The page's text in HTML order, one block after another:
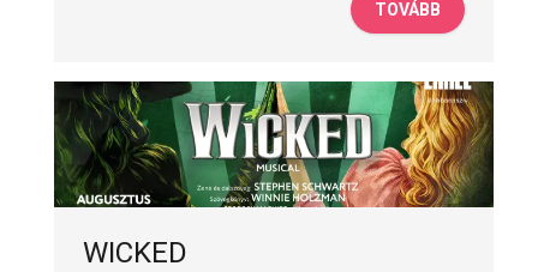
TOVÁBB
WICKED